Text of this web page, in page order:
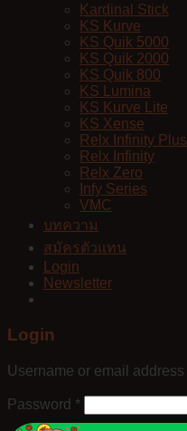
Kardinal Stick
KS Kurve
KS Quik 5000
KS Quik 2000
KS Quik 800
KS Lumina
KS Kurve Lite
KS Xense
Relx Infinity Plus
Relx Infinity
Relx Zero
Infy Series
VMC
บทความ
สมัครตัวแทน
Login
Newsletter
Login
Username or email address
Password *